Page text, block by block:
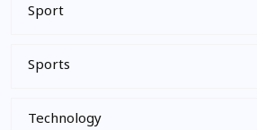
Sport
Sports
Technology